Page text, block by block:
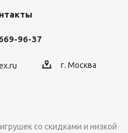
96-37
г. Москва
со скидками и низкой